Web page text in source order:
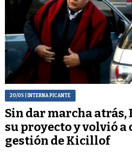
20/05 | INTERNA PICANTE
Sin dar marcha
su proyecto y volvió
gestión de Kicillof